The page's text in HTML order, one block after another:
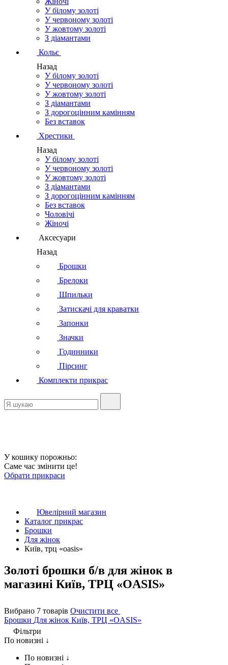
У білому золоті
У червоному золоті
У жовтому золоті
З діамантами
Кольє
Назад
У білому золоті
У червоному золоті
У жовтому золоті
З діамантами
З дорогоцінним камінням
Без вставок
Хрестики
Назад
У білому золоті
У червоному золоті
У жовтому золоті
З діамантами
З дорогоцінним камінням
Без вставок
Чоловічі
Жіночі
Аксесуари
Назад
Брошки
Брелоки
Шпильки
Затискачі для краватки
Запонки
Значки
Годинники
Пірсинг
Комплекти прикрас
У кошику порожньо:
Саме час змінити це!
Обрати прикраси
Ювелірний магазин
Каталог прикрас
Брошки
Для жінок
Київ, трц «oasis»
Золоті брошки б/в для жінок в
магазині Київ, ТРЦ «OASIS»
Вибрано 7 товарів Очистити все
Брошки Для жінок Київ, ТРЦ «OASIS»
Фільтри
По новизні ↓
По новизні ↓